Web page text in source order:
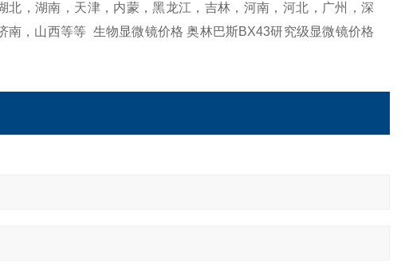
，湖南，天津，内蒙，黑龙江，吉林，河南，河北，广州，深
，山西等等 生物显微镜价格 奥林巴斯BX43研究级显微镜价格